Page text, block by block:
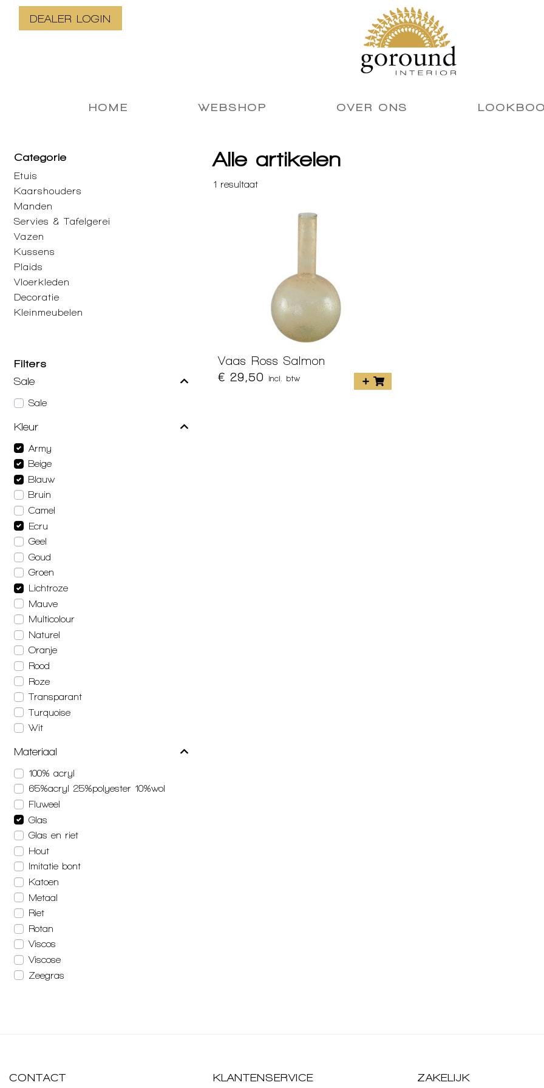
DEALER LOGIN
HOME WEBSHOP OVER ONS
Categorie
Etuis
Kaarshouders
Manden
Servies & Tafelgerei
Vazen
Kussens
Plaids
Vloerkleden
Decoratie
Kleinmeubelen
Filters
Sale
Sale
Kleur
Army
Beige
Blauw
Bruin
Camel
Ecru
Geel
Goud
Groen
Lichtroze
Mauve
Multicolour
Naturel
Oranje
Rood
Roze
Transparant
Turquoise
Wit
Materiaal
100% acryl
65%acryl 25%polyester 10%wol
Fluweel
Glas
Glas en riet
Hout
Imitatie bont
Katoen
Metaal
Riet
Rotan
Viscos
Viscose
Zeegras
Alle artikelen
1 resultaat
Vaas Ross Salmon
€ 29,50
incl. btw
CONTACT KLANTENSERVICE ZAKELIJK